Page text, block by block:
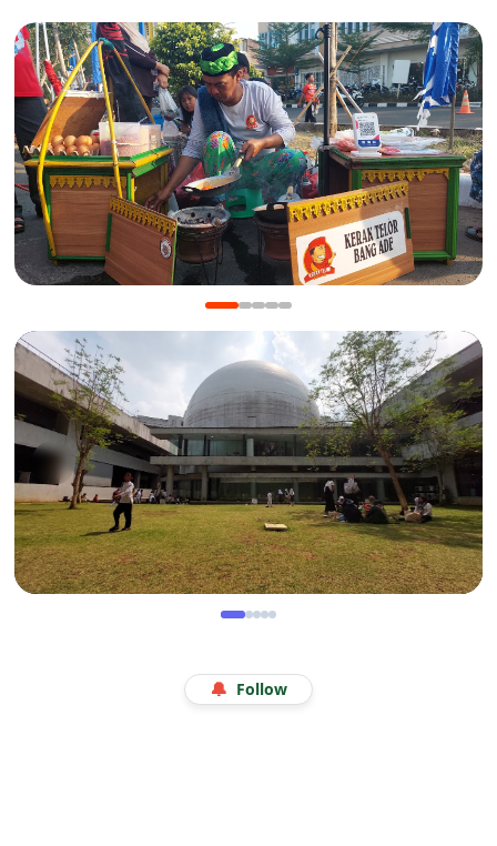
Manis Gurih Jakarta Festival Sukapura: Menikmati
Legenda 18 Tahun Kerak Telor Bang Ade
Menjelajah Angkasa di Kala Libur Sekolah: Serunya
Eduwisata Edukatif di Planetarium Jakarta
🔔 Follow